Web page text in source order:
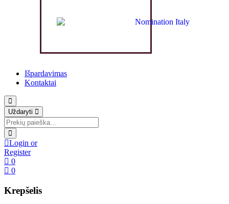
Išpardavimas
Kontaktai
Uždaryti
Login or
Register
0
0
Krepšelis